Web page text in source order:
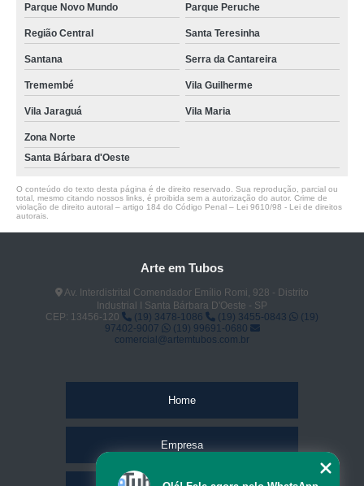
Parque Novo Mundo Parque Peruche
Região Central Santa Teresinha
Santana Serra da Cantareira
Tremembé Vila Guilherme
Vila Jaraguá Vila Maria
Zona Norte
Santa Bárbara d'Oeste
O conteúdo do texto desta página é de direito reservado. Sua reprodução, parcial ou
total, mesmo citando nossos links, é proibida sem a autorização do autor. Crime de
violação de direito autoral – artigo 184 do Código Penal – Lei 9610/98 - Lei de direitos
autorais
Arte em Tubos
Av. Interdistrital Comendador Emílio Romi, 928 - Distrito
Industrial I Santa Bárbara D'Oeste - SP
CEP: 13456-120
(19) 3478-1086 (19) 3455-0843
(19)
97402-9007
(19) 99691-0680
comercial@artemtubos.com.br
Home
Empresa